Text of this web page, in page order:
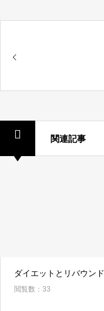
関連記事
ダイエットとリバウンド
閲覧数：33